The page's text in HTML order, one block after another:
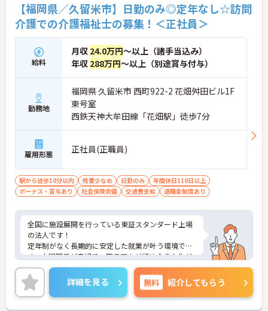
【福岡県／久留米市】日勤のみ◎定年なし☆訪問
介護での介護福祉士の募集！＜正社員＞
給料
月収 24.0万円～以上（諸手当込み）
年収 288万円～以上（別途賞与付与）
勤務地
福岡県 久留米市 西町922-2 花畑舛田ビル1F
東号室
西鉄天神大牟田線「花畑駅」徒歩7分
雇用形態 正社員(正職員)
駅から徒歩10分以内 残業少なめ 日勤のみ
年間休日110日以上
ボーナス・賞与あり
社会保険完備 交通費支給 退職金制度あり
全国に施設展開を行っている東証スタンダード上場
の法人です！
定年制がなく長期的に安定した就業が叶う環境で
す。人間関係が良好で、職員同士が認め合う文化が
根付いています。
ご興味のある方には、面接対策ポイントなど、さら
に詳細をご案内しますのでお気軽にご相談くださ
い！
詳細を見る 無料 紹介してもらう